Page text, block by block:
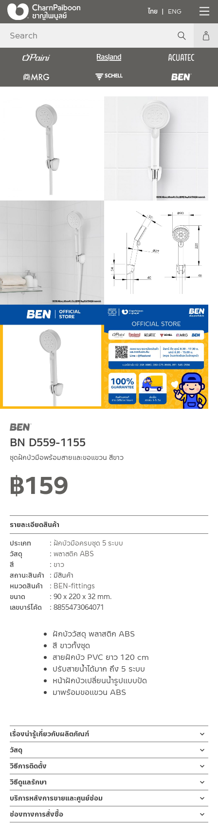
ไทย ENG
BN D559-1155
ชุดฝักบัวมือพร้อมสายและขอแขวน สีขาว
฿159
ฝักบัววัสดุ พลาสติก ABS
สี ขาวทั้งชุด
สายฝักบัว PVC ยาว 120 cm
ปรับสายน้ำได้มาก ถึง 5 ระบบ
หน้าฝักบัวเปลี่ยนน้ำรูปแบบปัด
มาพร้อมขอแขวน ABS
รายละเอียดสินค้า
ประเภท
ฝักบัวมือครบชุด 5 ระบบ
วัสดุ
พลาสติก ABS
สี
ขาว
สถานะสินค้า
มีสินค้า
หมวดสินค้า
BEN-fittings
ขนาด
90 x 220 x 32 mm.
เลขบาร์โค้ด
8855473064071
เรื่องน่ารู้เกี่ยวกับผลิตภัณฑ์
ชุดฝักบัวมือพร้อมสายและขอแขวน สีขาว ผลิตจาก ABS สีขาว หัว
ฝักบัวออกแบบเป็น 5 ระบบ
เปลี่ยนสายน้ำแบบปัด สายผลิตจากสแตนเลส ขนาดความยาว 120
ซม. มาพร้อมขอแขวนกำแพง ABS
ฝักบัวมือแบบถือ 5 ระบบ ผลิตจาก ABS สี ขาว สามารถเลือกปรับระดับ
น้ำได้ 5 ระบบ ช่วยเพิ่มประสบการณ์การอาบน้ำ
เหมือนอาบน้ำสายฝน นุ่มฝอย นวดตัว รูปแบบหลากหลายปรับเปลี่ยนใช้
วัสดุ
วัสดุ พลาสติก ABS
วิธีการติดตั้ง
ข้อแนะนำในการติดตั้ง
ฝักบัว และ ชุดสายฉีดชำระ
สำหรับการติดตั้งใหม่ ให้ไล่ฝุ่น เศษทราย เศษท่อ ออกจากท่อน้ำก่อนติด
ตั้งสินค้า โดยปล่อยน้ำให้ไหลออกจากท่อนาน 1 นาที
เพื่อให้แรงน้ำพัดพาเศษละอองต่างๆ ออกจากท่อน้ำ มิเช่นนั้นสิ่งสกปรก
วิธีดูแลรักษา
คำแนะนำในการดูแลรักษาผลิตภัณฑ์
1. ไม่ทำสินค้าให้เกิดความเสียหายอื่น ๆ นอกจากการใช้งานปกติ เช่นไม่
ทำตก ไม่งัดหรือโยกสินค้าแรงๆ
2. ทำความสะอาดสินค้าโดยการใช้ผ้านุ่มๆชุบน้ำหมาดๆแล้วเช็ดให้แห้ง
บริการหลังการขายและศูนย์ซ่อม
ช่องทางออนไลน์
– Email: contact@charnpaiboon.com
ช่องทางการสั่งซื้อ